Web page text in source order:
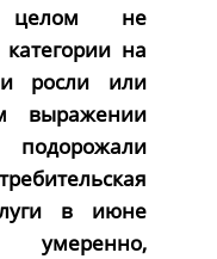
целом не
на
росли или
выражении
в июне